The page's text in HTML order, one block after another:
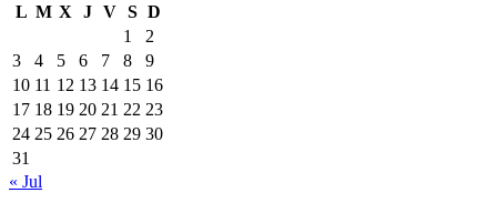
L M X J V S D
1
2
3
4 5 6 7 8
9
10 11 12 13 14 15 16
17 18 19 20 21 22 23
24 25 26 27 28 29 30
31
« Jul